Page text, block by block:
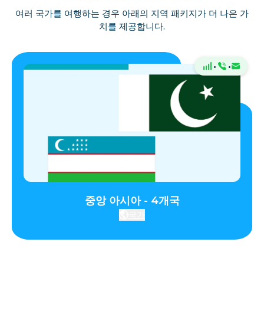
여러 국가를 여행하는 경우 아래의 지역 패키지가 더 나은 가
치를 제공합니다.
· ·
중앙 아시아 - 4개국